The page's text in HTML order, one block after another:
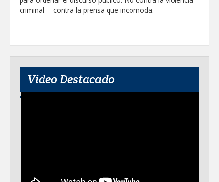
criminal —contra la prensa que incomoda.
Video Destacado